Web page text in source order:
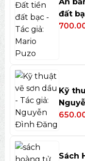
đất
Kỹ
Sách